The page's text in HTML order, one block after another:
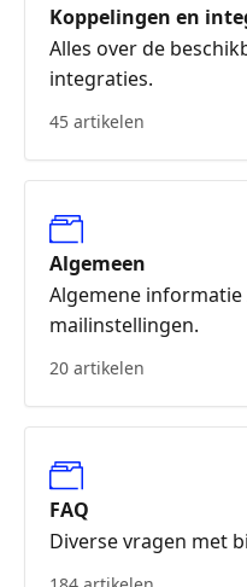
Koppelingen en
Alles over de
integraties.
45 artikelen
Algemeen
Algemene informatie
mailinstellingen.
20 artikelen
FAQ
Diverse vragen met